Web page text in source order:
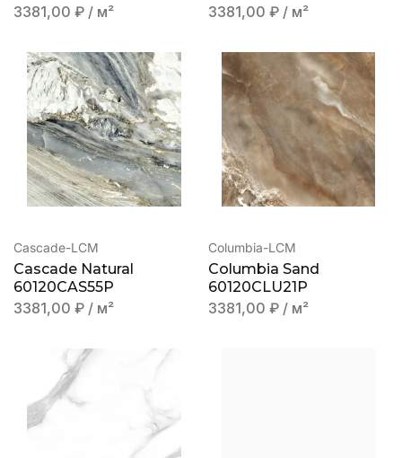
3381,00 ₽ / м² 3381,00 ₽ / м²
Cascade-LCM
Cascade Natural
60120СAS55P
3381,00 ₽ / м²
Columbia-LCM
Columbia Sand
60120CLU21P
3381,00 ₽ / м²